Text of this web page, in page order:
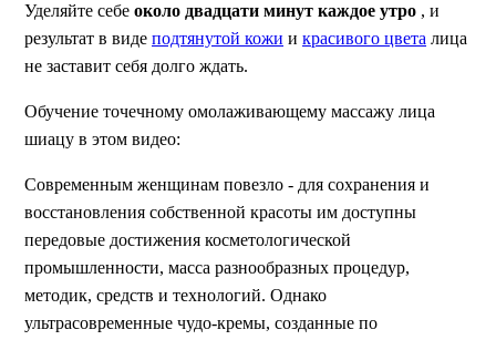
Уделяйте себе около двадцати минут каждое утро , и
результат в виде подтянутой кожи и красивого цвета лица
не заставит себя долго ждать.
Обучение точечному омолаживающему массажу лица
шиацу в этом видео:
Современным женщинам повезло - для сохранения и
восстановления собственной красоты им доступны
передовые достижения косметологической
промышленности, масса разнообразных процедур,
методик, средств и технологий. Однако
ультрасовременные чудо-кремы, созданные по